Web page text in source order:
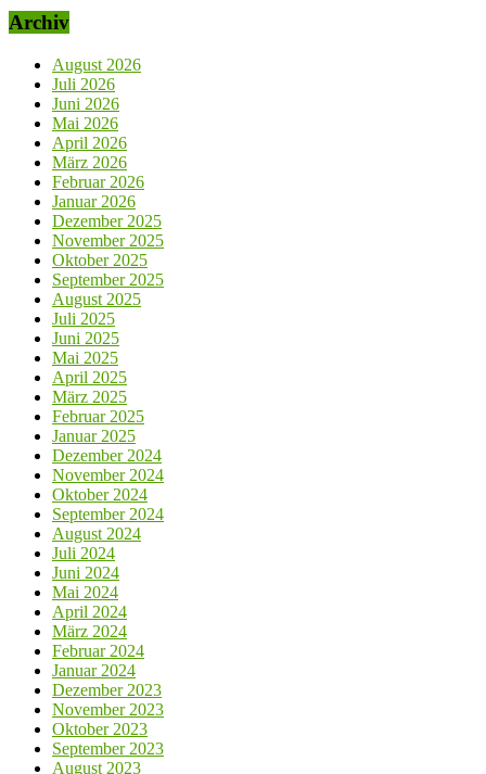
Archiv
August 2026
Juli 2026
Juni 2026
Mai 2026
April 2026
März 2026
Februar 2026
Januar 2026
Dezember 2025
November 2025
Oktober 2025
September 2025
August 2025
Juli 2025
Juni 2025
Mai 2025
April 2025
März 2025
Februar 2025
Januar 2025
Dezember 2024
November 2024
Oktober 2024
September 2024
August 2024
Juli 2024
Juni 2024
Mai 2024
April 2024
März 2024
Februar 2024
Januar 2024
Dezember 2023
November 2023
Oktober 2023
September 2023
August 2023